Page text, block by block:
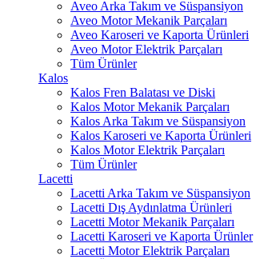
Aveo Arka Takım ve Süspansiyon
Aveo Motor Mekanik Parçaları
Aveo Karoseri ve Kaporta Ürünleri
Aveo Motor Elektrik Parçaları
Tüm Ürünler
Kalos
Kalos Fren Balatası ve Diski
Kalos Motor Mekanik Parçaları
Kalos Arka Takım ve Süspansiyon
Kalos Karoseri ve Kaporta Ürünleri
Kalos Motor Elektrik Parçaları
Tüm Ürünler
Lacetti
Lacetti Arka Takım ve Süspansiyon
Lacetti Dış Aydınlatma Ürünleri
Lacetti Motor Mekanik Parçaları
Lacetti Karoseri ve Kaporta Ürünler
Lacetti Motor Elektrik Parçaları